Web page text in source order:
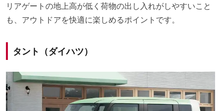
リアゲートの地上高が低く荷物の出し入れがしやすいこと
も、アウトドアを快適に楽しめるポイントです。
タント（ダイハツ）